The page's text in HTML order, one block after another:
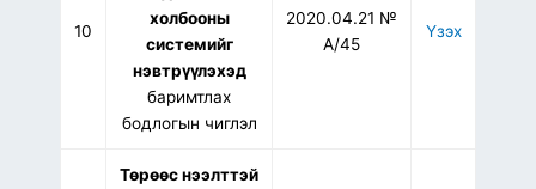
10
холбооны
системийг
нэвтрүүлэхэд
баримтлах
бодлогын чиглэл
2020.04.21 №
А/45
Үзэх
Төрөөс нээлттэй